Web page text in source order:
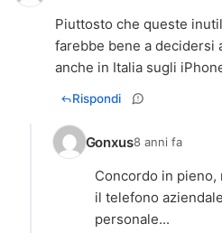
Piuttosto che queste
farebbe bene a decidersi
anche in Italia sugli
Rispondi
Gonxus8 anni fa
Concordo in pieno,
il telefono
personale...